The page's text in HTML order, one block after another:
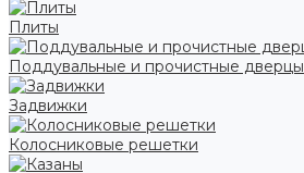
Плиты
Поддувальные и прочистные дверцы
Задвижки
Колосниковые решетки